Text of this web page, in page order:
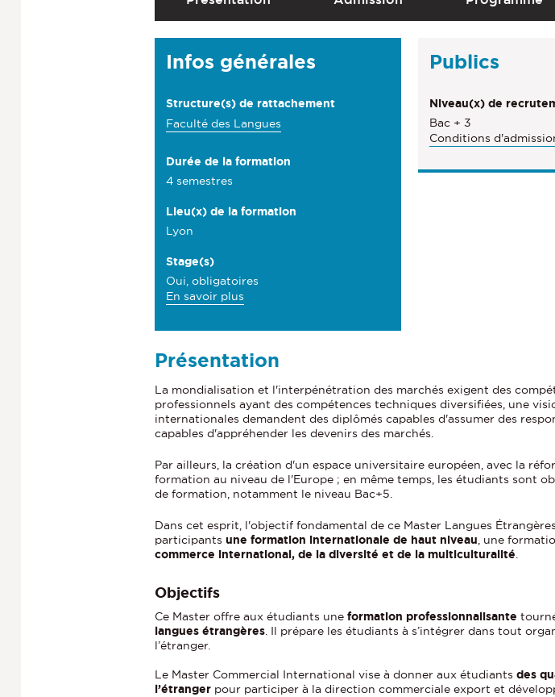
c
o
n
s
d
e
l
f
i
c
h
e
D
Infos générales
Structure(s) de rattachement
Faculté des Langues
Durée de la formation
4 semestres
Lieu(x) de la formation
Lyon
Stage(s)
Oui, obligatoires
En savoir plus
r
p
s
d
e
S
t
a
e
(
Publics
Niveau(x) de
Bac + 3
Conditions
Présentation
La mondialisation et l'interpénétration des marchés exigent des
professionnels ayant des compétences techniques diversifiées, une
internationales demandent des diplômés capables d'assumer des
capables d'appréhender les devenirs des marchés.
Par ailleurs, la création d'un espace universitaire européen, avec la
formation au niveau de l'Europe ; en même temps, les étudiants sont
de formation, notamment le niveau Bac+5.
Dans cet esprit, l'objectif fondamental de ce Master Langues
participants une formation internationale de haut niveau, une
commerce international, de la diversité et de la multiculturalité.
Objectifs
Ce Master offre aux étudiants une formation professionnalisante
langues étrangères. Il prépare les étudiants à s’intégrer dans tout
l’étranger.
Le Master Commercial International vise à donner aux étudiants des
l’étranger pour participer à la direction commerciale export et